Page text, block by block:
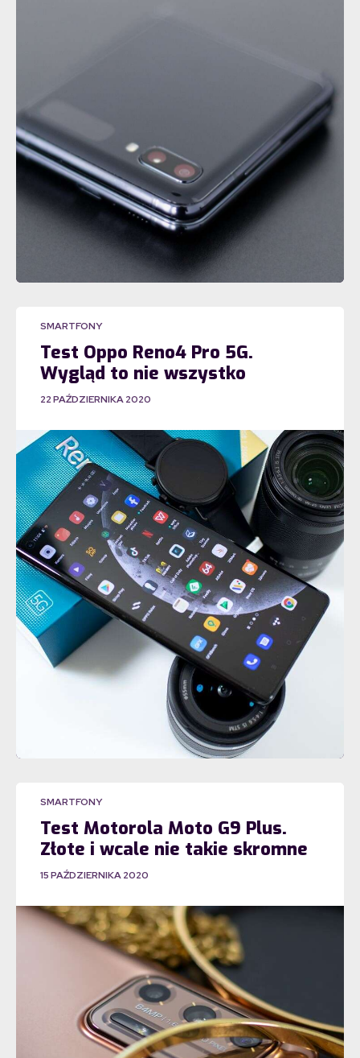
SMARTFONY
Test Oppo Reno4 Pro 5G.
Wygląd to nie wszystko
22 PAŹDZIERNIKA 2020
SMARTFONY
Test Motorola Moto G9 Plus.
Złote i wcale nie takie skromne
15 PAŹDZIERNIKA 2020